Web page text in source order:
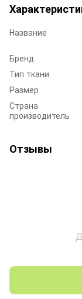
Название
Бренд
Тип ткани
Размер
Страна
производитель
Отзывы